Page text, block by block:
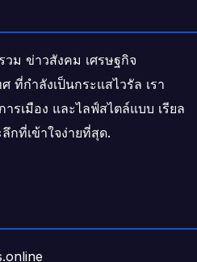
วม ข่าวสังคม เศรษฐกิจ
ที่กำลังเป็นกระแสไวรัล เรา
รเมือง และไลฟ์สไตล์แบบ เรียล
กที่เข้าใจง่ายที่สุด.